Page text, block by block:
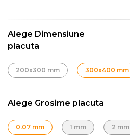
Alege Dimensiune
placuta
200x300 mm 300x400 mm
Alege Grosime placuta
0.07 mm 1 mm 2 mm